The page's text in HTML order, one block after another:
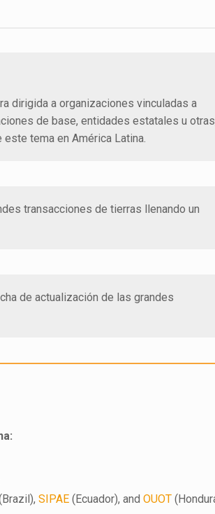
dirigida a organizaciones vinculadas a
de base, entidades estatales u
tema en América Latina.
transacciones de tierras llenando un
de actualización de las grandes
SIPAE (Ecuador), andOUOT